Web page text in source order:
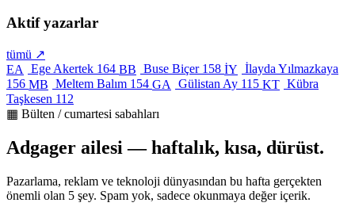
Aktif yazarlar
tümü ↗
EA
Ege Akertek 164 BB Buse Biçer 158 İY İlayda Yılmazkaya
156 MB Meltem Balım 154 GA Gülistan Ay 115 KT Kübra
Taşkesen 112
▦ Bülten / cumartesi sabahları
Adgager ailesi — haftalık, kısa, dürüst.
Pazarlama, reklam ve teknoloji dünyasından bu hafta gerçekten
önemli olan 5 şey. Spam yok, sadece okunmaya değer içerik.